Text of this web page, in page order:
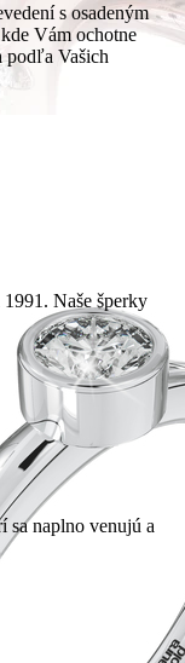
s osadeným
Vám ochotne
podľa Vašich
Naše šperky
sa naplno venujú a